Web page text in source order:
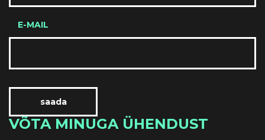
E-MAIL
VÕTA MINUGA ÜHENDUST